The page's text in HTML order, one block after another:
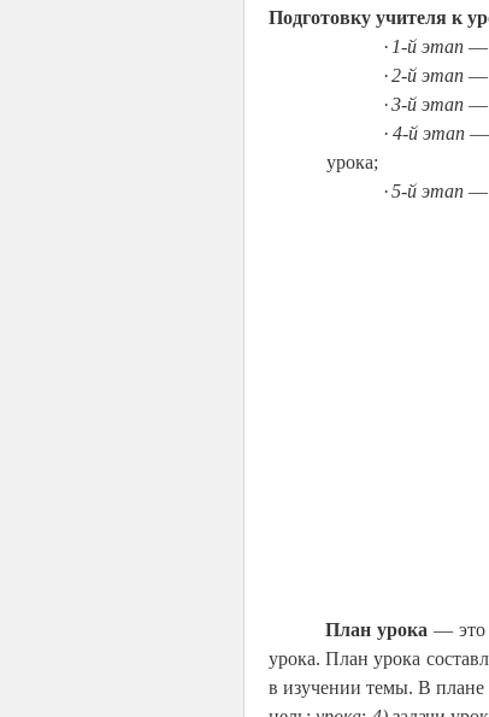
Подготовку учителя к
· 1-й этап —
·2-й этап —
·3-й этап —
· 4-й этап—
урока;
·5-й этап —
План урока— это
урока. План урока
в изучении темы. В плане